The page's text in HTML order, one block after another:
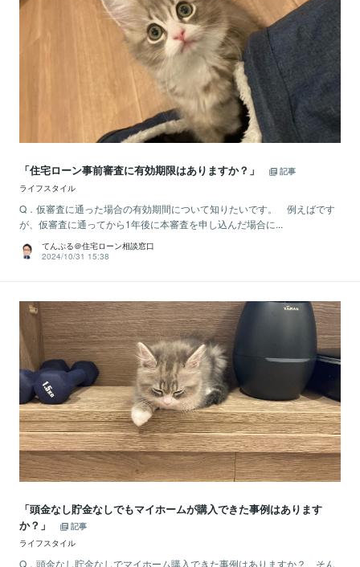
「住宅ローン事前審査に有効期限はありますか？」
記事
ライフスタイル
Q．仮審査に通った場合の有効期間について知りたいです。 例えばです
が、仮審査に通ってから1年後に本審査を申し込んだ場合に...
てんぷる＠住宅ローン相談窓口
2024/10/31 15:38
「頭金なし貯金なしでもマイホームが購入できた事例はあります
か？」
記事
ライフスタイル
Q．頭金なし貯金なしでマイホーム購入できた事例はありますか？ そん